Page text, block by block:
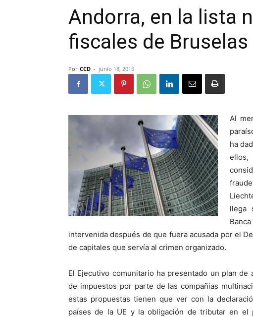
Andorra, en la lista
fiscales de Bruselas
Por CCD - junio 18, 2015
Al
ha
llega
intervenida después de que fuera acusada por el
de capitales que servía al crimen organizado.
El Ejecutivo comunitario ha presentado un plan
de impuestos por parte de las compañías
estas propuestas tienen que ver con la
países de la UE y la obligación de tributar en